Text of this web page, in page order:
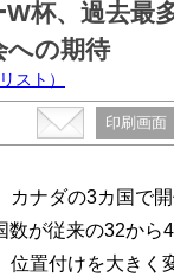
杯、過去最
への期待
スト）
印刷画面
ナダの3カ国で
数が従来の32か
位置付けを大き